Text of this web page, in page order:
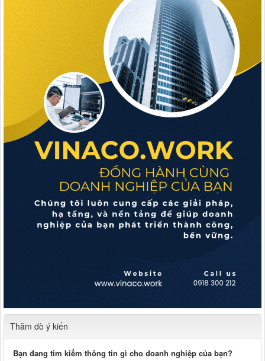
Thăm dò ý kiến
Bạn đang tìm kiếm thông tin gì cho doanh nghiệp của bạn?